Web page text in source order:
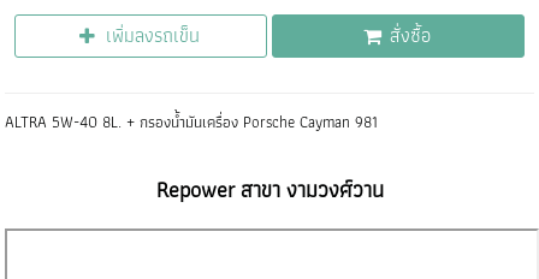
เพิ่มลงรถเข็น สั่งซื้อ
ALTRA 5W-40 8L. + กรองน้ำมันเครื่อง Porsche Cayman 981
Repower สาขา งามวงศ์วาน